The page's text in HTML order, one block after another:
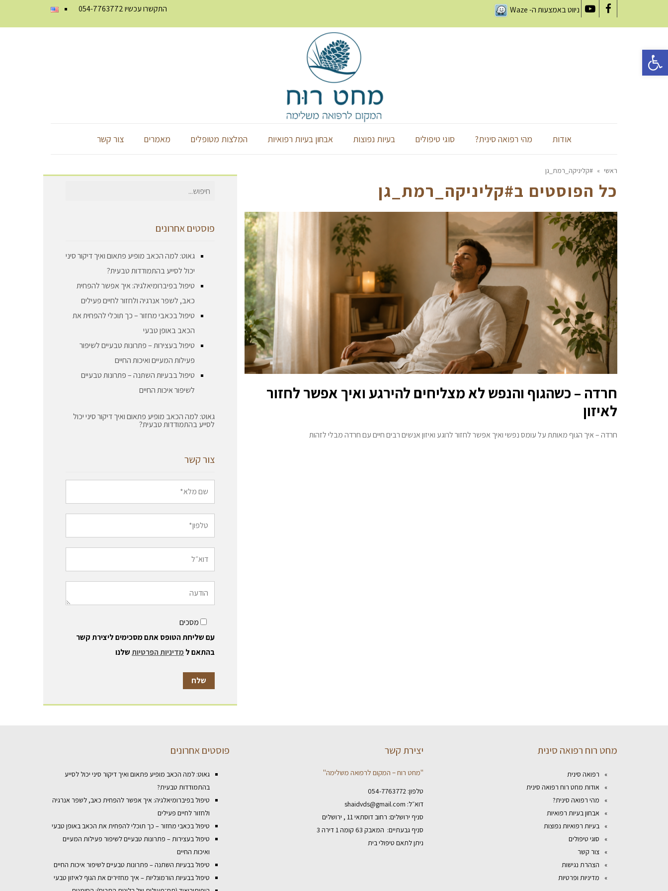
Facebook
YouTube
ניווט באמצעות ה-Waze התקשרו עכשיו054-7763772
אודות מהי רפואה סינית? סוגי טיפולים בעיות נפוצות אבחון בעיות רפואיות המלצות מטופלים מאמרים צור קשר
ראשי » #קליניקה_רמת_גן
כל הפוסטים ב#קליניקה_רמת_גן
חרדה – כשהגוף והנפש לא מצליחים להירגע ואיך אפשר לחזור
לאיזון
חרדה – איך הגוף מאותת על עומס נפשי ואיך אפשר לחזור לרוגע ואיזון אנשים רבים חיים עם חרדה מבלי לזהות
חיפוש
פוסטים אחרונים
גאוט: למה הכאב מופיע פתאום ואיך דיקור סיני
יכול לסייע בהתמודדות טבעית?
טיפול בפיברומיאלגיה: איך אפשר להפחית
כאב, לשפר אנרגיה ולחזור לחיים פעילים
טיפול בכאבי מחזור – כך תוכלי להפחית את
הכאב באופן טבעי
טיפול בעצירות – פתרונות טבעיים לשיפור
פעילות המעיים ואיכות החיים
טיפול בבעיות השתנה – פתרונות טבעיים
לשיפור איכות החיים
גאוט: למה הכאב מופיע פתאום ואיך דיקור סיני יכול
לסייע בהתמודדות טבעית?
צור קשר
מסכים
עם שליחת הטופס אתם מסכימים ליצירת קשר
בהתאם ל מדיניות הפרטיותשלנו
מחט רוח רפואה סינית
רפואה סינית
אודות מחט רוח רפואה סינית
מהי רפואה סינית?
אבחון בעיות רפואיות
בעיות רפואיות נפוצות
סוגי טיפולים
צור קשר
הצהרת נגישות
מדיניות ופרטיות
יצירת קשר
"מחט רוח – המקום לרפואה משלימה"
טלפון: 054-7763772
דוא״ל: shaidvds@gmail.com
סניף ירושלים: רחוב דוסתאי 11 , ירושלים
סניף גבעתיים: המאבק 63 קומה 1 דירה 3
ניתן לתאם טיפולי בית
פוסטים אחרונים
גאוט: למה הכאב מופיע פתאום ואיך דיקור סיני יכול לסייע
בהתמודדות טבעית?
טיפול בפיברומיאלגיה: איך אפשר להפחית כאב, לשפר אנרגיה
ולחזור לחיים פעילים
טיפול בכאבי מחזור – כך תוכלי להפחית את הכאב באופן טבעי
טיפול בעצירות – פתרונות טבעיים לשיפור פעילות המעיים
ואיכות החיים
טיפול בבעיות השתנה – פתרונות טבעיים לשיפור איכות החיים
טיפול בבעיות הורמונליות – איך מחזירים את הגוף לאיזון טבעי
פתח סרגל נגישות